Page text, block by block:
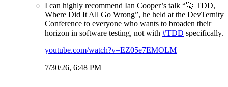
I can highly recommend Ian Cooper’s talk “🚀 TDD,
Where Did It All Go Wrong”, he held at the DevTernity
Conference to everyone who wants to broaden their
horizon in software testing, not with #TDD specifically.
youtube.com/watch?v=EZ05e7EMOLM
7/30/26, 6:48 PM